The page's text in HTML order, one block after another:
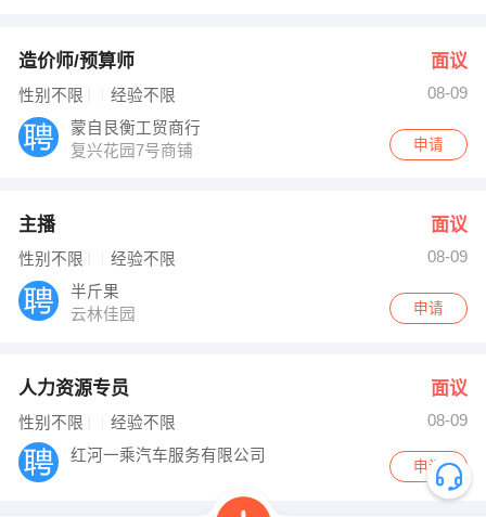
造价师/预算师 面议
性别不限 经验不限
08-09
蒙自艮衡工贸商行
复兴花园7号商铺
申请
主播 面议
性别不限 经验不限
08-09
半斤果
云林佳园
申请
人力资源专员 面议
性别不限 经验不限
08-09
红河一乘汽车服务有限公司
申请